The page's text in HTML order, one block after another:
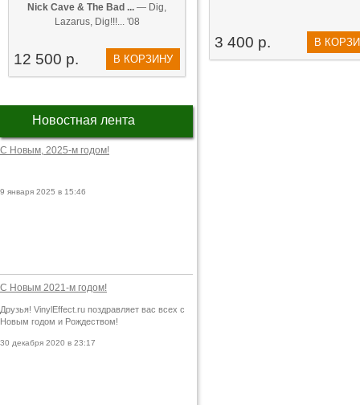
Nick Cave & The Bad ... — Dig,
Lazarus, Dig!!!... '08
12 500 р. В КОРЗИНУ
Новостная лента
С Новым, 2025-м годом!
9 января 2025 в 15:46
С Новым 2021-м годом!
Друзья! VinylEffect.ru поздравляет вас всех с
Новым годом и Рождеством!
30 декабря 2020 в 23:17
3 400 р. В